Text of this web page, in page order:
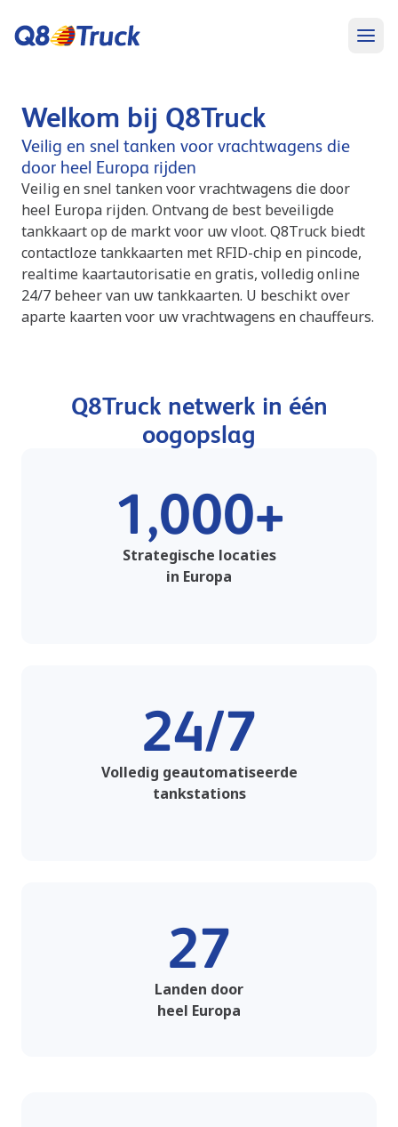
Welkom bij Q8Truck
Veilig en snel tanken voor vrachtwagens die
door heel Europa rijden
Veilig en snel tanken voor vrachtwagens die door
heel Europa rijden. Ontvang de best beveiligde
tankkaart op de markt voor uw vloot. Q8Truck biedt
contactloze tankkaarten met RFID-chip en pincode,
realtime kaartautorisatie en gratis, volledig online
24/7 beheer van uw tankkaarten. U beschikt over
aparte kaarten voor uw vrachtwagens en chauffeurs.
Q8Truck netwerk in één
oogopslag
1,000+
Strategische locaties
in Europa
24/7
Volledig geautomatiseerde
tankstations
27
Landen door
heel Europa